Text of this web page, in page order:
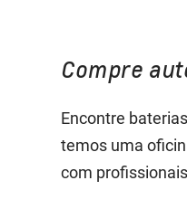
Compre
Encontre
temos uma
com